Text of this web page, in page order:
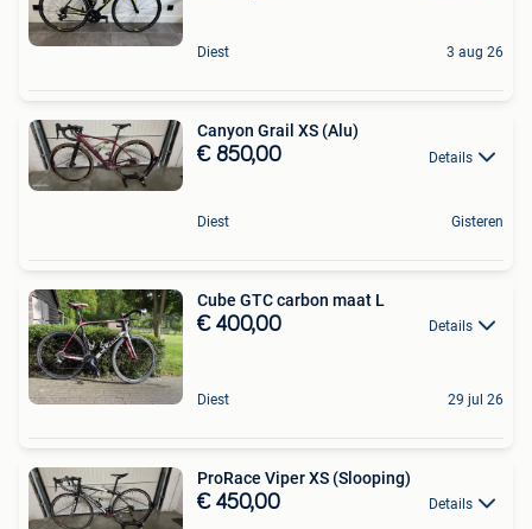
Diest 3 aug 26
Canyon Grail XS (Alu)
€ 850,00 Details
Diest Gisteren
Cube GTC carbon maat L
€ 400,00 Details
Diest 29 jul 26
ProRace Viper XS (Slooping)
€ 450,00 Details